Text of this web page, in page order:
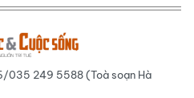
035 249 5588 (Toà soạn Hà